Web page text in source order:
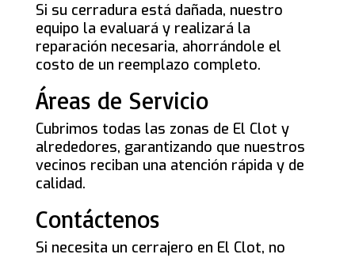
Si su cerradura está dañada, nuestro
equipo la evaluará y realizará la
reparación necesaria, ahorrándole el
costo de un reemplazo completo.
Áreas de Servicio
Cubrimos todas las zonas de El Clot y
alrededores, garantizando que nuestros
vecinos reciban una atención rápida y de
calidad.
Contáctenos
Si necesita un cerrajero en El Clot, no